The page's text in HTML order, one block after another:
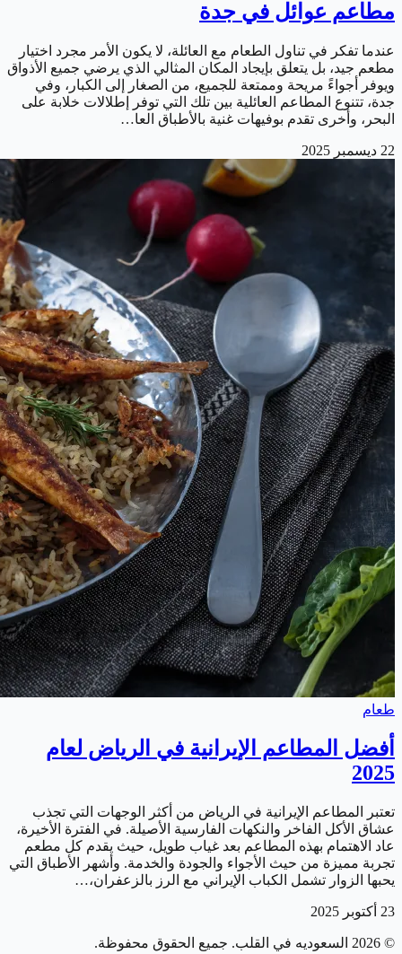
مطاعم عوائل في جدة
عندما تفكر في تناول الطعام مع العائلة، لا يكون الأمر مجرد اختيار
مطعم جيد، بل يتعلق بإيجاد المكان المثالي الذي يرضي جميع الأذواق
ويوفر أجواءً مريحة وممتعة للجميع، من الصغار إلى الكبار، وفي
جدة، تتنوع المطاعم العائلية بين تلك التي توفر إطلالات خلابة على
البحر، وأخرى تقدم بوفيهات غنية بالأطباق العا…
22 ديسمبر 2025
طعام
أفضل المطاعم الإيرانية في الرياض لعام
2025
تعتبر المطاعم الإيرانية في الرياض من أكثر الوجهات التي تجذب
عشاق الأكل الفاخر والنكهات الفارسية الأصيلة. في الفترة الأخيرة،
عاد الاهتمام بهذه المطاعم بعد غياب طويل، حيث يقدم كل مطعم
تجربة مميزة من حيث الأجواء والجودة والخدمة. وأشهر الأطباق التي
يحبها الزوار تشمل الكباب الإيراني مع الرز بالزعفران،…
23 أكتوبر 2025
©
2026 السعوديه في القلب. جميع الحقوق محفوظة.